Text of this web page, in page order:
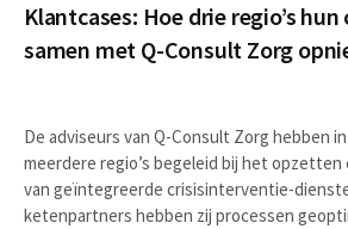
Klantcases: Hoe drie regio’s
samen met Q-Consult Zorg
De adviseurs van Q-Consult Zorg hebben
meerdere regio’s begeleid bij het
van geïntegreerde crisisinterventie-
ketenpartners hebben zij processen